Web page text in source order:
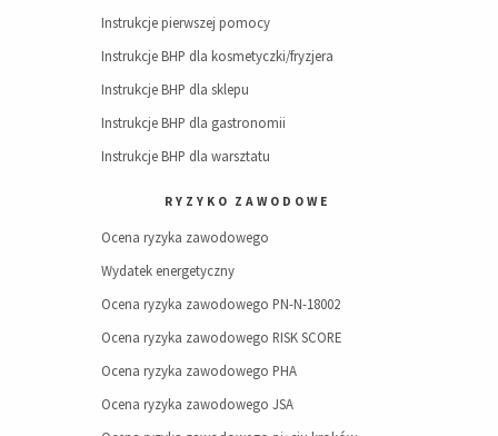
Instrukcje pierwszej pomocy
Instrukcje BHP dla kosmetyczki/fryzjera
Instrukcje BHP dla sklepu
Instrukcje BHP dla gastronomii
Instrukcje BHP dla warsztatu
RYZYKO ZAWODOWE
Ocena ryzyka zawodowego
Wydatek energetyczny
Ocena ryzyka zawodowego PN-N-18002
Ocena ryzyka zawodowego RISK SCORE
Ocena ryzyka zawodowego PHA
Ocena ryzyka zawodowego JSA